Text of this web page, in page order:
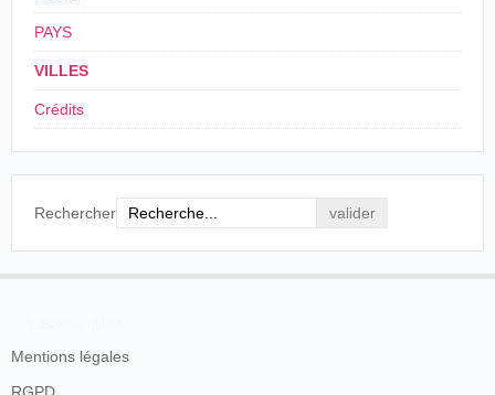
PAYS
VILLES
Crédits
Rechercher
Mentions légales